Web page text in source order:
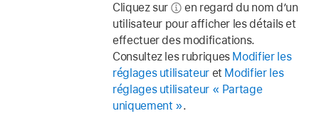
Cliquez sur
en regard du nom d’un
utilisateur pour afficher les détails et
effectuer des modifications.
Consultez les rubriques Modifier les
réglages utilisateuret Modifier les
réglages utilisateur « Partage
uniquement ».